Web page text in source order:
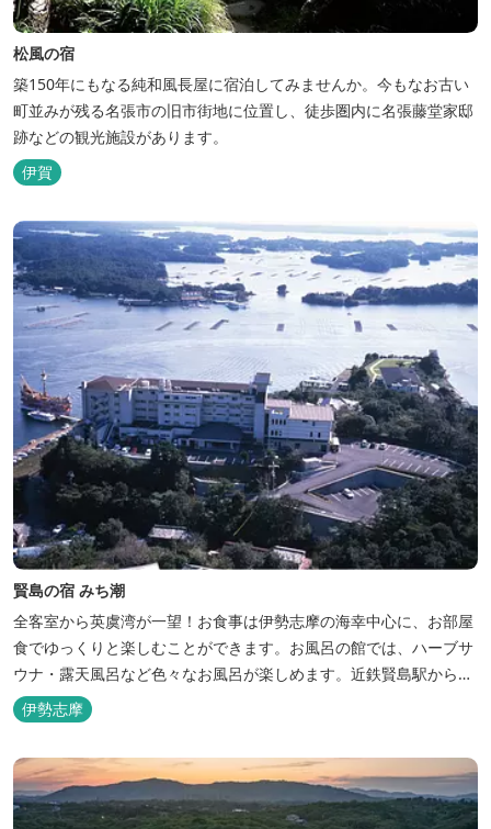
松風の宿
築150年にもなる純和風長屋に宿泊してみませんか。今もなお古い
町並みが残る名張市の旧市街地に位置し、徒歩圏内に名張藤堂家邸
跡などの観光施設があります。
伊賀
賢島の宿 みち潮
全客室から英虞湾が一望！お食事は伊勢志摩の海幸中心に、お部屋
食でゆっくりと楽しむことができます。お風呂の館では、ハーブサ
ウナ・露天風呂など色々なお風呂が楽しめます。近鉄賢島駅から歩
いて5分と好立地です。
伊勢志摩